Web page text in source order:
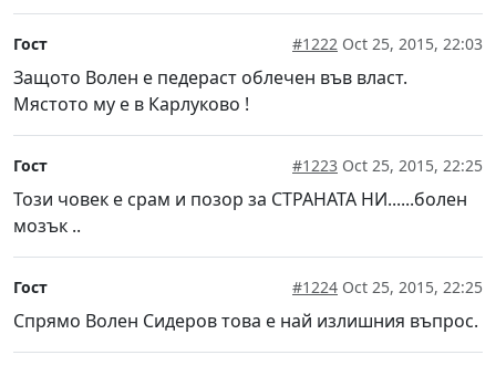
Гост #1222 Oct 25, 2015, 22:03
Защото Волен е педераст облечен във власт.
Мястото му е в Карлуково !
Гост #1223 Oct 25, 2015, 22:25
Този човек е срам и позор за СТРАНАТА НИ......болен
мозък ..
Гост #1224 Oct 25, 2015, 22:25
Спрямо Волен Сидеров това е най излишния въпрос.